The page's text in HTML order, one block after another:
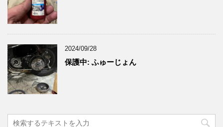
2024/09/28
保護中: ふゅーじょん